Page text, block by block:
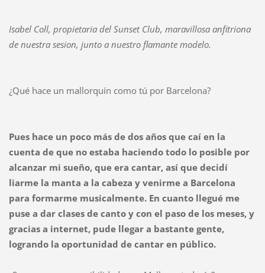
Isabel Coll, propietaria del Sunset Club, maravillosa anfitriona
de nuestra sesion, junto a nuestro flamante modelo.
¿Qué hace un mallorquín como tú por Barcelona?
Pues hace un poco más de dos años que caí en la
cuenta de que no estaba haciendo todo lo posible por
alcanzar mi sueño, que era cantar, así que decidí
liarme la manta a la cabeza y venirme a Barcelona
para formarme musicalmente. En cuanto llegué me
puse a dar clases de canto y con el paso de los meses, y
gracias a internet, pude llegar a bastante gente,
logrando la oportunidad de cantar en público.